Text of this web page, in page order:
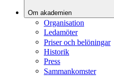
Om akademien
Organisation
Ledamöter
Priser och belöningar
Historik
Press
Sammankomster